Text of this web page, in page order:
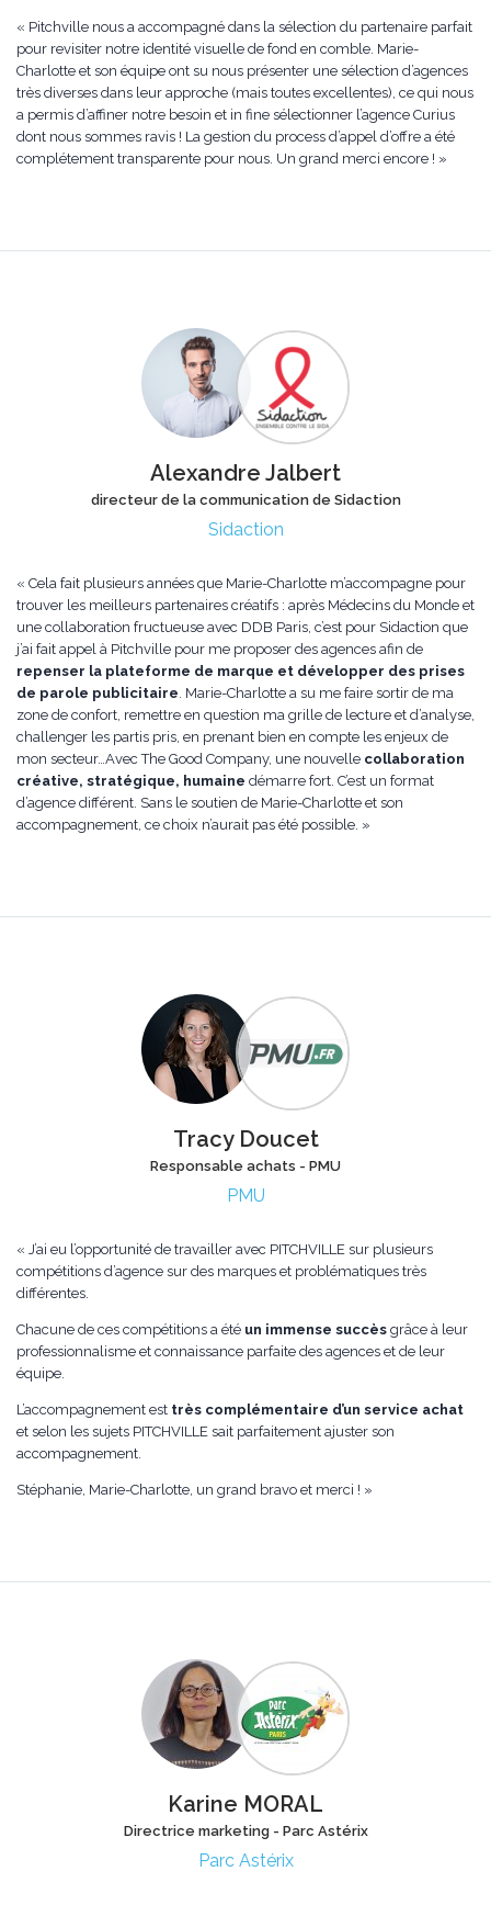
« Pitchville nous a accompagné dans la sélection du partenaire parfait
pour revisiter notre identité visuelle de fond en comble. Marie-
Charlotte et son équipe ont su nous présenter une sélection d’agences
très diverses dans leur approche (mais toutes excellentes), ce qui nous
a permis d’affiner notre besoin et in fine sélectionner l’agence Curius
dont nous sommes ravis ! La gestion du process d’appel d’offre a été
complétement transparente pour nous. Un grand merci encore ! »
Alexandre Jalbert
directeur de la communication de Sidaction
Sidaction
« Cela fait plusieurs années que Marie-Charlotte m’accompagne pour
trouver les meilleurs partenaires créatifs : après Médecins du Monde et
une collaboration fructueuse avec DDB Paris, c’est pour Sidaction que
j’ai fait appel à Pitchville pour me proposer des agences afin de
repenser la plateforme de marque et développer des prises
de parole publicitaire. Marie-Charlotte a su me faire sortir de ma
zone de confort, remettre en question ma grille de lecture et d’analyse,
challenger les partis pris, en prenant bien en compte les enjeux de
mon secteur…Avec The Good Company, une nouvelle collaboration
créative, stratégique, humaine démarre fort. C’est un format
d’agence différent. Sans le soutien de Marie-Charlotte et son
accompagnement, ce choix n’aurait pas été possible. »
Tracy Doucet
Responsable achats - PMU
PMU
« J’ai eu l’opportunité de travailler avec PITCHVILLE sur plusieurs
compétitions d’agence sur des marques et problématiques très
différentes.
Chacune de ces compétitions a été un immense succès grâce à leur
professionnalisme et connaissance parfaite des agences et de leur
équipe.
L’accompagnement est très complémentaire d’un service achat
et selon les sujets PITCHVILLE sait parfaitement ajuster son
accompagnement.
Stéphanie, Marie-Charlotte, un grand bravo et merci ! »
Karine MORAL
Directrice marketing - Parc Astérix
Parc Astérix